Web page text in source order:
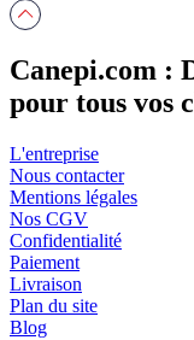
Canepi.com :
pour tous vos
L'entreprise
Nous contacter
Mentions légales
Nos CGV
Confidentialité
Paiement
Livraison
Plan du site
Blog